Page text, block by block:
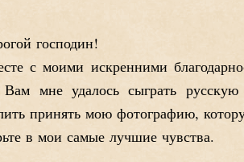
господин!
с моими искренними
Вам мне удалось сыграть
принять мою фотографию,
в мои самые лучшие чувства.